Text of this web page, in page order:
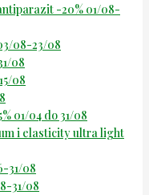
-20% 01/08-
08-23/08
08
08
01/04 do 31/08
i elasticity ultra light
31/08
31/08